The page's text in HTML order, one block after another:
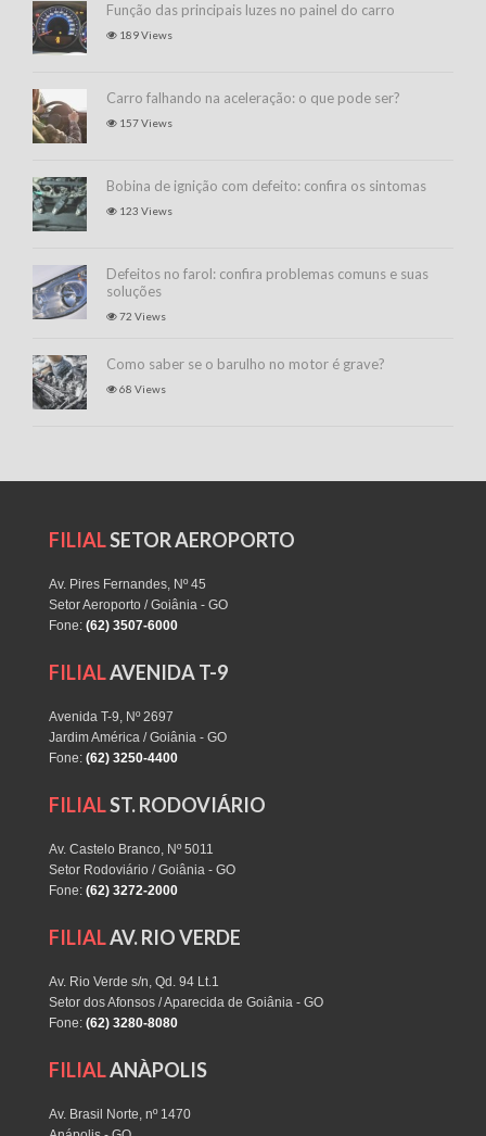
Função das principais luzes no painel do carro
189 Views
Carro falhando na aceleração: o que pode ser?
157 Views
Bobina de ignição com defeito: confira os sintomas
123 Views
Defeitos no farol: confira problemas comuns e suas
soluções
72 Views
Como saber se o barulho no motor é grave?
68 Views
FILIALSETOR AEROPORTO
Av. Pires Fernandes, Nº 45
Setor Aeroporto / Goiânia - GO
Fone: (62) 3507-6000
FILIALAVENIDA T-9
Avenida T-9, Nº 2697
Jardim América / Goiânia - GO
Fone: (62) 3250-4400
FILIALST. RODOVIÁRIO
Av. Castelo Branco, Nº 5011
Setor Rodoviário / Goiânia - GO
Fone: (62) 3272-2000
FILIALAV. RIO VERDE
Av. Rio Verde s/n, Qd. 94 Lt.1
Setor dos Afonsos / Aparecida de Goiânia - GO
Fone: (62) 3280-8080
FILIALANÀPOLIS
Av. Brasil Norte, nº 1470